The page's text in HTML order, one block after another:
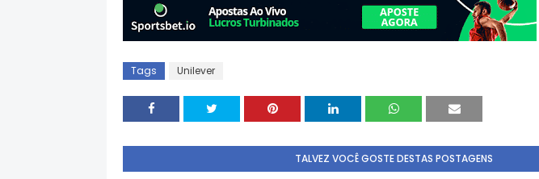
Tags Unilever
TALVEZ VOCÊ GOSTE DESTAS POSTAGENS